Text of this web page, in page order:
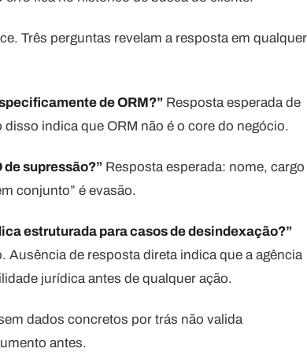
Três perguntas revelam a resposta em qualquer
de ORM?” Resposta esperada de
indica que ORM não é o core do negócio.
supressão?” Resposta esperada: nome, cargo
conjunto” é evasão.
estruturada para casos de desindexação?”
de resposta direta indica que a agência
jurídica antes de qualquer ação.
dados concretos por trás não valida
antes.